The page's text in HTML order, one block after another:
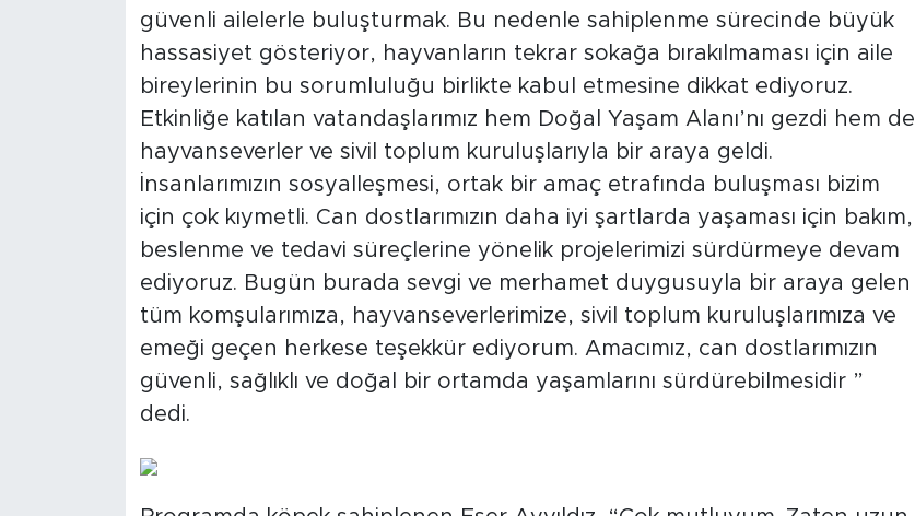
güvenli ailelerle buluşturmak. Bu nedenle sahiplenme sürecinde büyük
hassasiyet gösteriyor, hayvanların tekrar sokağa bırakılmaması için aile
bireylerinin bu sorumluluğu birlikte kabul etmesine dikkat ediyoruz.
Etkinliğe katılan vatandaşlarımız hem Doğal Yaşam Alanı’nı gezdi hem de
hayvanseverler ve sivil toplum kuruluşlarıyla bir araya geldi.
İnsanlarımızın sosyalleşmesi, ortak bir amaç etrafında buluşması bizim
için çok kıymetli. Can dostlarımızın daha iyi şartlarda yaşaması için bakım,
beslenme ve tedavi süreçlerine yönelik projelerimizi sürdürmeye devam
ediyoruz. Bugün burada sevgi ve merhamet duygusuyla bir araya gelen
tüm komşularımıza, hayvanseverlerimize, sivil toplum kuruluşlarımıza ve
emeği geçen herkese teşekkür ediyorum. Amacımız, can dostlarımızın
güvenli, sağlıklı ve doğal bir ortamda yaşamlarını sürdürebilmesidir ”
dedi.